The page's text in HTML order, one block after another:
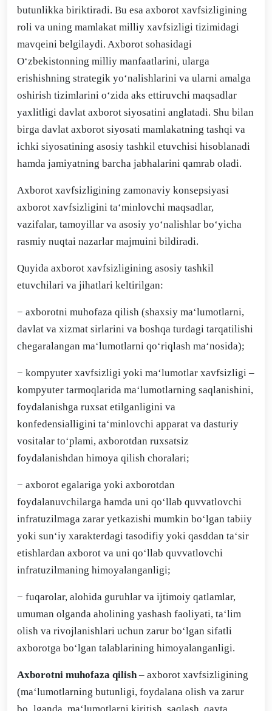
butunlikka biriktiradi. Bu esa axborot xavfsizligining
roli va uning mamlakat milliy xavfsizligi tizimidagi
mavqeini belgilaydi. Axborot sohasidagi
O‘zbekistonning milliy manfaatlarini, ularga
erishishning strategik yo‘nalishlarini va ularni amalga
oshirish tizimlarini o‘zida aks ettiruvchi maqsadlar
yaxlitligi davlat axborot siyosatini anglatadi. Shu bilan
birga davlat axborot siyosati mamlakatning tashqi va
ichki siyosatining asosiy tashkil etuvchisi hisoblanadi
hamda jamiyatning barcha jabhalarini qamrab oladi.
Axborot xavfsizligining zamonaviy konsepsiyasi
axborot xavfsizligini ta‘minlovchi maqsadlar,
vazifalar, tamoyillar va asosiy yo‘nalishlar bo‘yicha
rasmiy nuqtai nazarlar majmuini bildiradi.
Quyida axborot xavfsizligining asosiy tashkil
etuvchilari va jihatlari keltirilgan:
− axborotni muhofaza qilish (shaxsiy ma‘lumotlarni,
davlat va xizmat sirlarini va boshqa turdagi tarqatilishi
chegaralangan ma‘lumotlarni qo‘riqlash ma‘nosida);
− kompyuter xavfsizligi yoki ma‘lumotlar xavfsizligi –
kompyuter tarmoqlarida ma‘lumotlarning saqlanishini,
foydalanishga ruxsat etilganligini va
konfedensialligini ta‘minlovchi apparat va dasturiy
vositalar to‘plami, axborotdan ruxsatsiz
foydalanishdan himoya qilish choralari;
− axborot egalariga yoki axborotdan
foydalanuvchilarga hamda uni qo‘llab quvvatlovchi
infratuzilmaga zarar yetkazishi mumkin bo‘lgan tabiiy
yoki sun‘iy xarakterdagi tasodifiy yoki qasddan ta‘sir
etishlardan axborot va uni qo‘llab quvvatlovchi
infratuzilmaning himoyalanganligi;
− fuqarolar, alohida guruhlar va ijtimoiy qatlamlar,
umuman olganda aholining yashash faoliyati, ta‘lim
olish va rivojlanishlari uchun zarur bo‘lgan sifatli
axborotga bo‘lgan talablarining himoyalanganligi.
Axborotni muhofaza qilish– axborot xavfsizligining
(ma‘lumotlarning butunligi, foydalana olish va zarur